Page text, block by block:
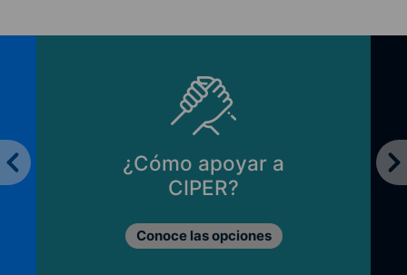
¿Cómo apoyar a
CIPER?
Conoce las opciones